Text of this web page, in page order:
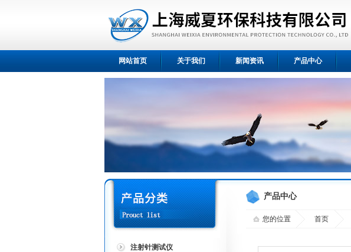
网站首页 关于我们 新闻资讯 产品中心
注射针测试仪
产品中心
您的位置 首页